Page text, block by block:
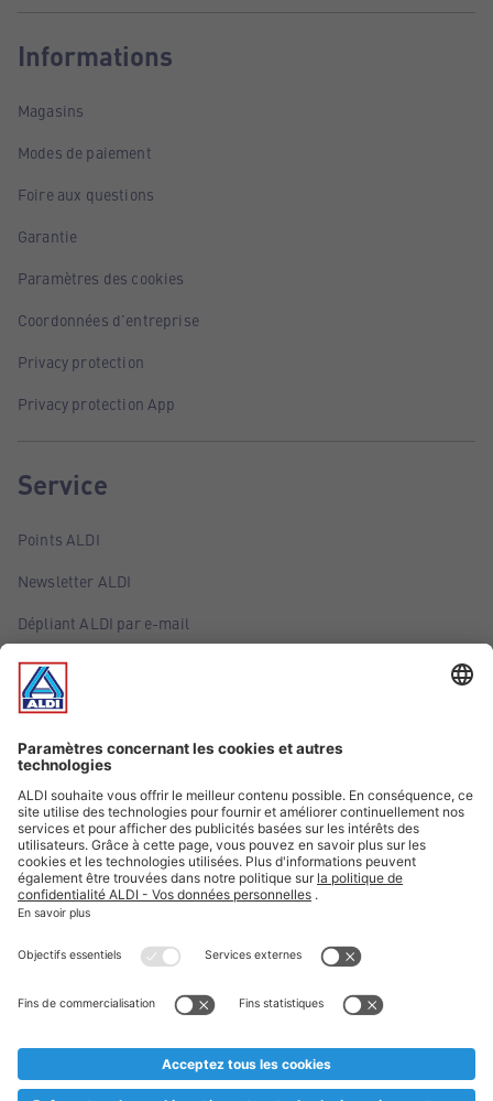
Informations
Magasins
Modes de paiement
Foire aux questions
Garantie
Paramètres des cookies
Coordonnées d'entreprise
Privacy protection
Privacy protection App
Service
Points ALDI
Newsletter ALDI
Dépliant ALDI par e-mail
Offres
Infos essentielles
Suivez ALDI Belgique
Textes marqués d'un astérisque et mentions légales
* Nous vendons ces articles temporairement et jusqu'à
au cas où, malgré le planning bien étudié, nous serions
prématurément en rupture de stock. Prix Recupel et TVA incl.
** Sur ce site, l’utilisation de la forme masculine a été adoptée